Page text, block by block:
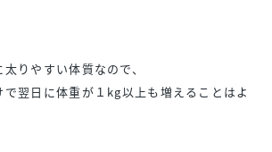
りやすい体質なので、
翌日に体重が１kg以上も増えることはよ